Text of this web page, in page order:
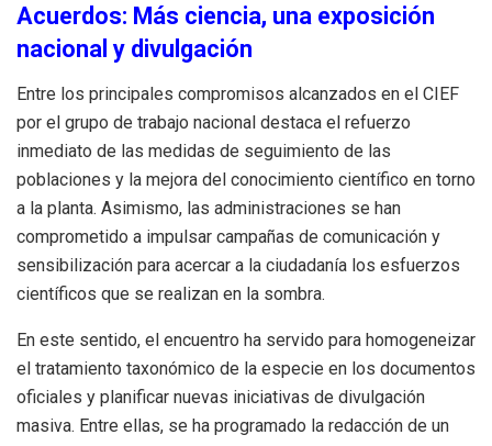
Acuerdos: Más ciencia, una exposición
nacional y divulgación
Entre los principales compromisos alcanzados en el CIEF
por el grupo de trabajo nacional destaca el refuerzo
inmediato de las medidas de seguimiento de las
poblaciones y la mejora del conocimiento científico en torno
a la planta. Asimismo, las administraciones se han
comprometido a impulsar campañas de comunicación y
sensibilización para acercar a la ciudadanía los esfuerzos
científicos que se realizan en la sombra.
En este sentido, el encuentro ha servido para homogeneizar
el tratamiento taxonómico de la especie en los documentos
oficiales y planificar nuevas iniciativas de divulgación
masiva. Entre ellas, se ha programado la redacción de un